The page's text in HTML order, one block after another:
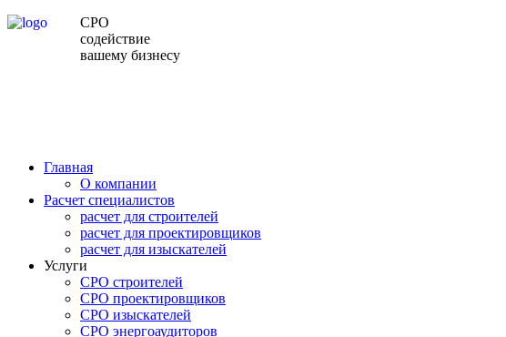
СРО
содействие
вашему бизнесу
Главная
О компании
Расчет специалистов
расчет для строителей
расчет для проектировщиков
расчет для изыскателей
Услуги
СРО строителей
СРО проектировщиков
СРО изыскателей
СРО энергоаудиторов